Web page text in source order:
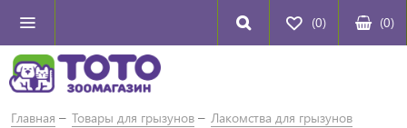
(0) (0)
Главная Товары для грызунов
Лакомства для грызунов